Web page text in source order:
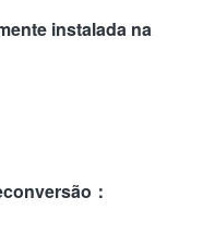
instalada na
：